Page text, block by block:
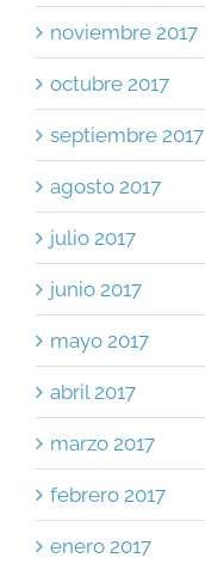
noviembre 2017
octubre 2017
septiembre 2017
agosto 2017
julio 2017
junio 2017
mayo 2017
abril 2017
marzo 2017
febrero 2017
enero 2017